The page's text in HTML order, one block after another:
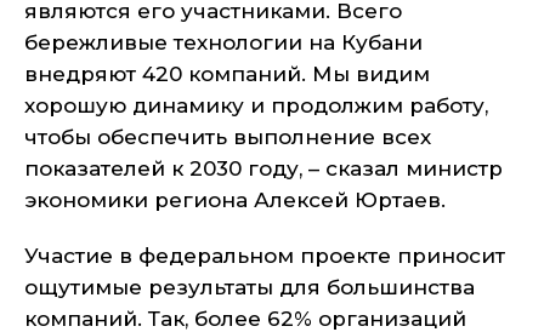
являются его участниками. Всего
бережливые технологии на Кубани
внедряют 420 компаний. Мы видим
хорошую динамику и продолжим работу,
чтобы обеспечить выполнение всех
показателей к 2030 году, – сказал министр
экономики региона Алексей Юртаев.
Участие в федеральном проекте приносит
ощутимые результаты для большинства
компаний. Так, более 62% организаций